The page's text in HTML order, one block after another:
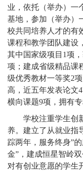
业，依托（举办）一
基地，参加（举办）
校共同培养人才的有
课程和教学团队建设
其中国家级项目1项
项；建成省级精品课
级优秀教材一等奖2
高，近五年发表论文
横向课题9项，拥有
学校注重学生创新
养。建立了从就业指
踪两年，服务终身”
金”，建成恒星智岭
对有创业意愿的学生